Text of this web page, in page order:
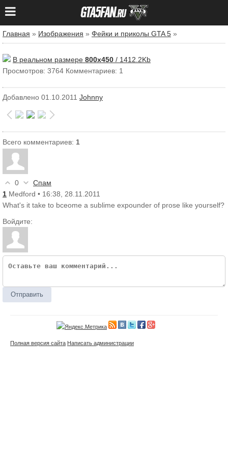
Главная » Изображения » Фейки и приколы GTA 5 »
В реальном размере 800x450 / 1412.2Kb
Просмотров: 3764 Комментариев: 1
Добавлено 01.10.2011 Johnny
Всего комментариев: 1
0
Спам
1 Medford • 16:38, 28.11.2011
What's it take to bceome a sublime expounder of prose like yourself?
Войдите:
Отправить
Полная версия сайта Написать администрации